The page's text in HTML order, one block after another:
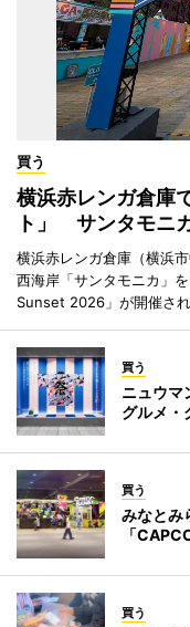
買う
横浜赤レンガ倉庫
ト」 サンタモニ
横浜赤レンガ倉庫（横浜
西海岸「サンタモニカ」
Sunset 2026」が開催され
買う
ニュウ
グルメ・
買う
みなとみ
「
買う